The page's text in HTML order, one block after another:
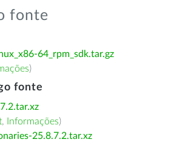
fonte
64_rpm_sdk.tar.gz
)
fonte
, Informações)
25.8.7.2.tar.xz